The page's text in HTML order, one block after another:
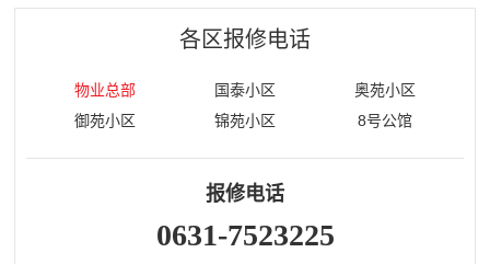
各区报修电话
物业总部 国泰小区
奥苑小区
御苑小区
锦苑小区 8号公馆
报修电话
0631-7523225
成山御苑物业联系电话
0631-7523282
报修电话
0631-7556298
报修电话
0631-7558398
报修电话
0631-7559398
报修电话
0631-7656398